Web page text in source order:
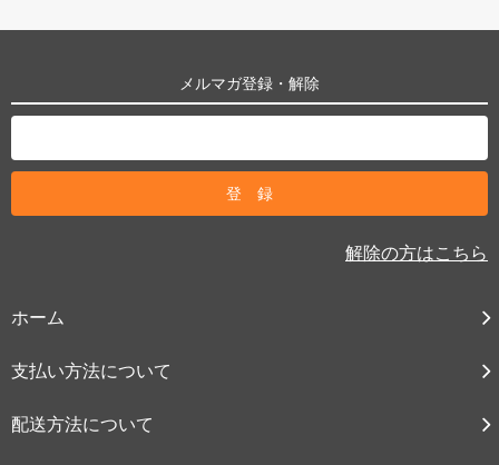
メルマガ登録・解除
解除の方はこちら
ホーム
支払い方法について
配送方法について